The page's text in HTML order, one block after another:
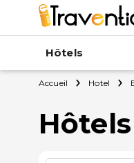
Hôtels
Accueil Hotel